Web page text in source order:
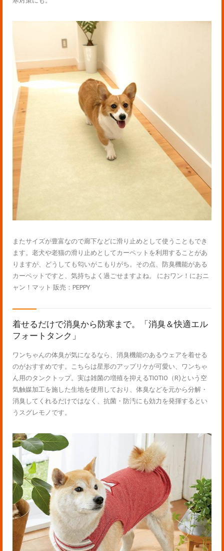
またサイズが豊富なので廊下などに滑り止めとして使うこともでき
ます。老犬や老猫の滑り止めとしてカーペットを利用することがあ
りますが、どうしても匂いがこもりがち。その点、防臭機能がある
カーペットですと、気持ちよく過ごせますよね。 におワン！におニ
ャン！マット 販売：PEPPY
着せるだけで消臭から防寒まで。「消臭＆快適エル
フォートタンク」
ワンちゃんの体臭が気になるなら、消臭機能のあるウェアを着せる
のがおすすめです。こちらは星形のアップリケが可愛い、ワンちゃ
ん用のタンクトップ。実は雑菌の増殖を抑えるTIOTIO（R)という空
気触媒加工を施した生地を使用しており、体臭などを元から分解・
消臭してくれるだけではなく、抗菌・防汚にも効力を発揮するとい
うスグレモノです。